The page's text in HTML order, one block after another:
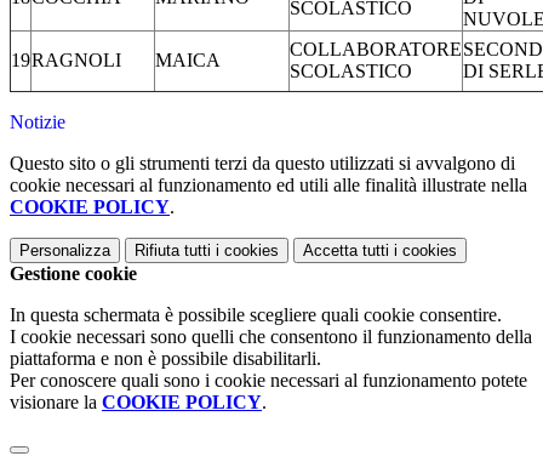
SCOLASTICO
19RAGNOLI MAICA
COLLABORATORE
SCOLASTICO
DI
Notizie
Questo sito o gli strumenti terzi da questo utilizzati si avvalgono di
cookie necessari al funzionamento ed utili alle finalità illustrate nella
COOKIE POLICY.
Personalizza Rifiuta tutti i cookies Accetta tutti i cookies
Gestione cookie
In questa schermata è possibile scegliere quali cookie consentire.
I cookie necessari sono quelli che consentono il funzionamento della
piattaforma e non è possibile disabilitarli.
Per conoscere quali sono i cookie necessari al funzionamento potete
visionare la COOKIE POLICY.